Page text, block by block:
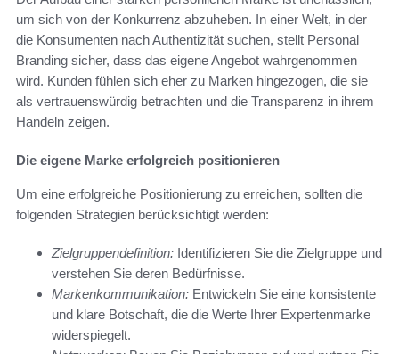
um sich von der Konkurrenz abzuheben. In einer Welt, in der
die Konsumenten nach Authentizität suchen, stellt Personal
Branding sicher, dass das eigene Angebot wahrgenommen
wird. Kunden fühlen sich eher zu Marken hingezogen, die sie
als vertrauenswürdig betrachten und die Transparenz in ihrem
Handeln zeigen.
Die eigene Marke erfolgreich positionieren
Um eine erfolgreiche Positionierung zu erreichen, sollten die
folgenden Strategien berücksichtigt werden:
Zielgruppendefinition: Identifizieren Sie die Zielgruppe und
verstehen Sie deren Bedürfnisse.
Markenkommunikation: Entwickeln Sie eine konsistente
und klare Botschaft, die die Werte Ihrer Expertenmarke
widerspiegelt.